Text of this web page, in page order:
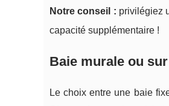
Notre conseil : privilégiez
capacité supplémentaire !
Baie murale ou
Le choix entre une baie